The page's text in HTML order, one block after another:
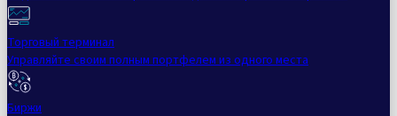
Торговый терминал
Управляйте своим полным портфелем из одного места
Биржи